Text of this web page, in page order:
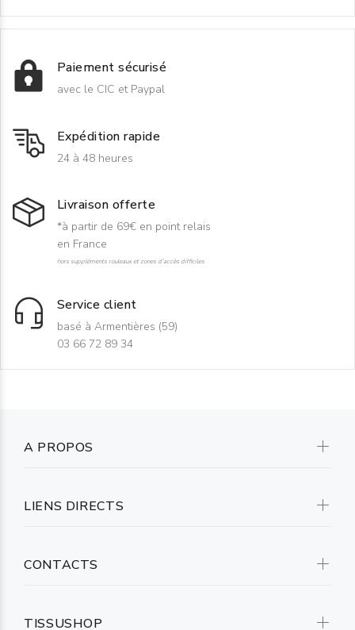
Paiement sécurisé
avec le CIC et Paypal
Expédition rapide
24 à 48 heures
Livraison offerte
*à partir de 69€ en point relais
en France
hors suppléments rouleaux et zones d'accès difficiles
Service client
basé à Armentières (59)
03 66 72 89 34
A PROPOS
LIENS DIRECTS
CONTACTS
TISSUSHOP